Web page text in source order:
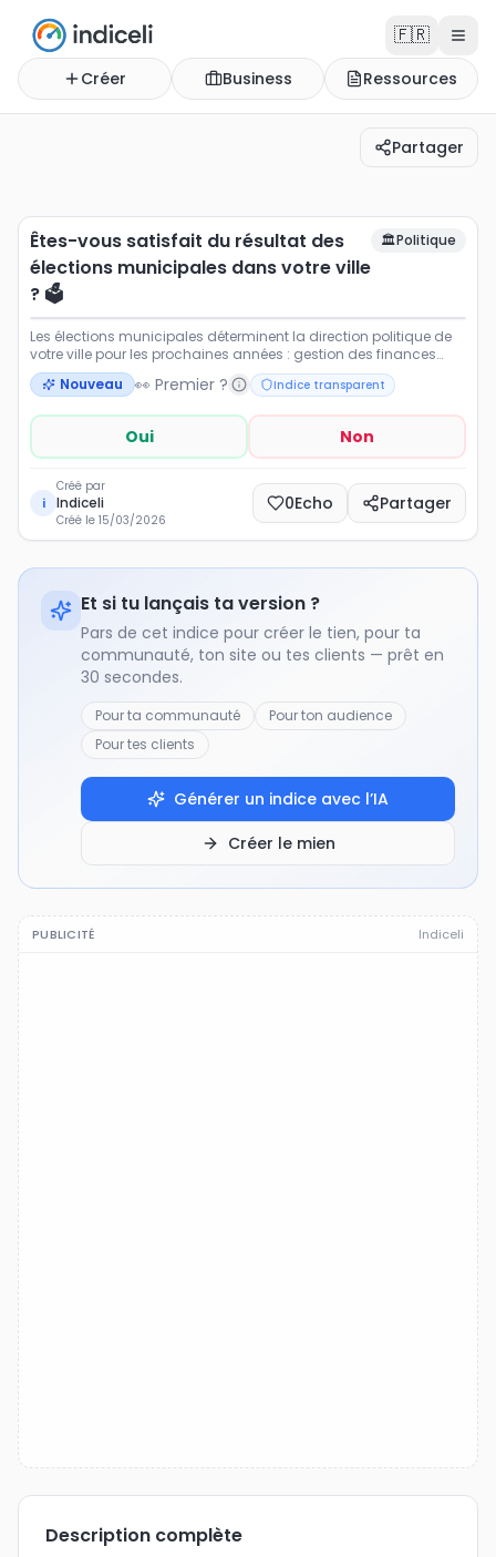
🇫🇷
Créer Business Ressources
Partager
Êtes-vous satisfait du résultat des élections
Les élections municipales déterminent la direction
Êtes-vous satisfait du résultat des
élections municipales dans votre ville
? 🗳️
🏛️Politique
Les élections municipales déterminent la direction politique de
votre ville pour les prochaines années : gestion des finances
locales, urbanisme, sécurité, écologie, mobilité, écoles ou encore
vie associative. Les résultats reflètent-ils vos attentes et les
municipale élue et des choix faits par les électeurs ? Exprimez
votre opinion et découvrez si les habitants de votre ville
partagent votre point de vue. 🏙️🗳️📊
Nouveau 👀 Premier ? Indice transparent
Oui Non
i
Créé par
Indiceli
Créé le 15/03/2026
0Echo Partager
Et si tu lançais ta version ?
Pars de cet indice pour créer le tien, pour ta
communauté, ton site ou tes clients — prêt en
30 secondes.
Pour ta communauté
Pour ton audience
Pour tes clients
Générer un indice avec l’IA
Créer le mien
PUBLICITÉ Indiceli
Description complète